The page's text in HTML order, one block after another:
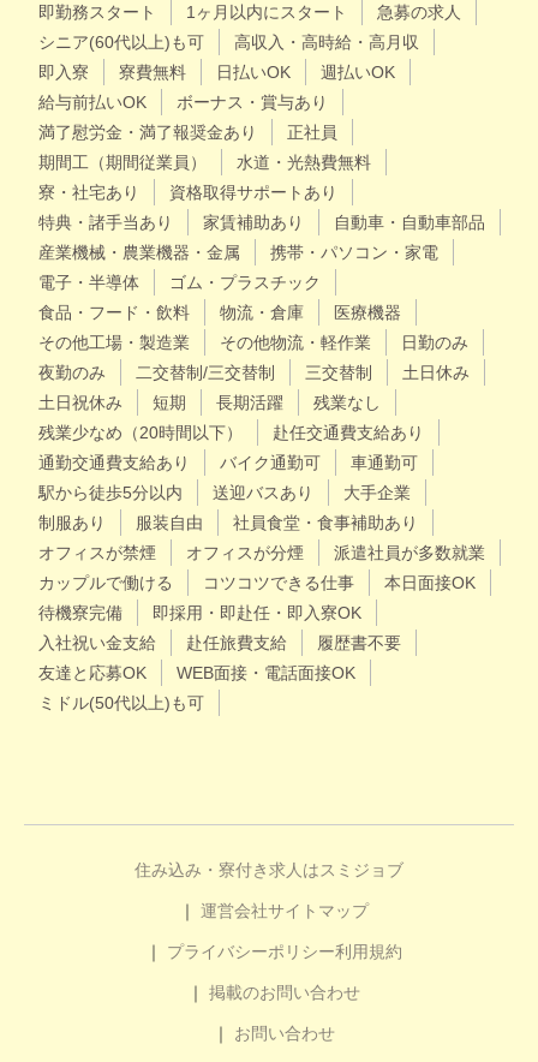
即勤務スタート
1ヶ月以内にスタート
急募の求人
シニア(60代以上)も可
高収入・高時給・高月収
即入寮
寮費無料 日払いOK
週払いOK
給与前払いOK
ボーナス・賞与あり
満了慰労金・満了報奨金あり
正社員
期間工（期間従業員）
水道・光熱費無料
寮・社宅あり
資格取得サポートあり
特典・諸手当あり
家賃補助あり
自動車・自動車部品
産業機械・農業機器・金属
携帯・パソコン・家電
電子・半導体
ゴム・プラスチック
食品・フード・飲料
物流・倉庫
医療機器
その他工場・製造業
その他物流・軽作業
日勤のみ
夜勤のみ
二交替制/三交替制 三交替制
土日休み
土日祝休み
短期 長期活躍
残業なし
残業少なめ（20時間以下）
赴任交通費支給あり
通勤交通費支給あり
バイク通勤可
車通勤可
駅から徒歩5分以内
送迎バスあり
大手企業
制服あり
服装自由
社員食堂・食事補助あり
オフィスが禁煙
オフィスが分煙
派遣社員が多数就業
カップルで働ける
コツコツできる仕事
本日面接OK
待機寮完備
即採用・即赴任・即入寮OK
入社祝い金支給
赴任旅費支給
履歴書不要
友達と応募OK
WEB面接・電話面接OK
ミドル(50代以上)も可
住み込み・寮付き求人はスミジョブ
運営会社サイトマップ
プライバシーポリシー利用規約
掲載のお問い合わせ
お問い合わせ